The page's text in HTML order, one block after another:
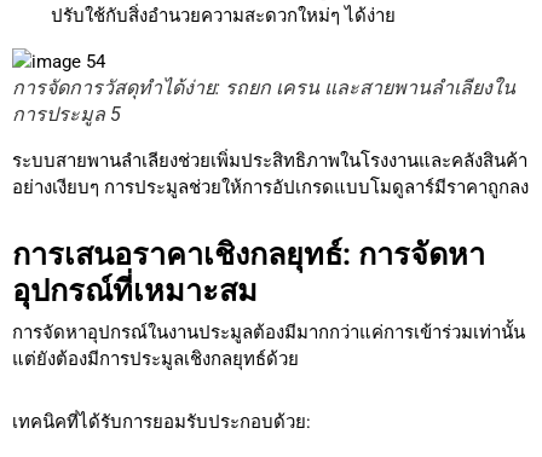
ปรับใช้กับสิ่งอำนวยความสะดวกใหม่ๆ ได้ง่าย
การจัดการวัสดุทำได้ง่าย: รถยก เครน และสายพานลำเลียงใน
การประมูล 5
ระบบสายพานลำเลียงช่วยเพิ่มประสิทธิภาพในโรงงานและคลังสินค้า
อย่างเงียบๆ การประมูลช่วยให้การอัปเกรดแบบโมดูลาร์มีราคาถูกลง
การเสนอราคาเชิงกลยุทธ์: การจัดหา
อุปกรณ์ที่เหมาะสม
การจัดหาอุปกรณ์ในงานประมูลต้องมีมากกว่าแค่การเข้าร่วมเท่านั้น
แต่ยังต้องมีการประมูลเชิงกลยุทธ์ด้วย
เทคนิคที่ได้รับการยอมรับประกอบด้วย: